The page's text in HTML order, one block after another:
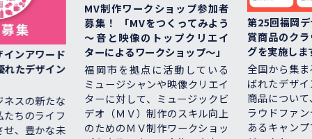
アワード
デザイン
の新たな
のライフ
豊かな未
MV制作ワークショップ参加者
募集！ 「MVをつくってみよう
～音と映像のトップクリエイ
ターによるワークショップ～」
福岡市を拠点に活動している
ミュージシャンや映像クリエイ
ターに対して、ミュージックビ
デオ（ＭＶ）制作のスキル向上
のためのＭＶ制作ワークショッ
第25回福岡デ
賞商品のクラ
グを実施します
全国から集ま
ばれたデザイ
商品について
ラウドファン
あるキャンプ